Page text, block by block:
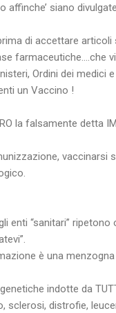
affinche’ siano
di accettare
farmaceutiche….che vi
Ordini dei
un Vaccino !
la falsamente detta
vaccinarsi
enti “sanitari”
è una menzogna
indotte da
sclerosi, distrofie,